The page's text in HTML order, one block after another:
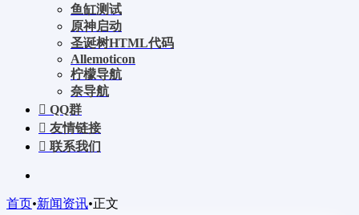
鱼缸测试
原神启动
圣诞树HTML代码
Allemoticon
柠檬导航
奈导航
QQ群
友情链接
联系我们
首页•新闻资讯•正文